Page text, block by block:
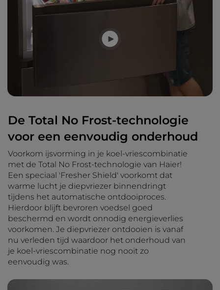
De Total No Frost-technologie
voor een eenvoudig onderhoud
Voorkom ijsvorming in je koel-vriescombinatie
met de Total No Frost-technologie van Haier!
Een speciaal 'Fresher Shield' voorkomt dat
warme lucht je diepvriezer binnendringt
tijdens het automatische ontdooiproces.
Hierdoor blijft bevroren voedsel goed
beschermd en wordt onnodig energieverlies
voorkomen. Je diepvriezer ontdooien is vanaf
nu verleden tijd waardoor het onderhoud van
je koel-vriescombinatie nog nooit zo
eenvoudig was.